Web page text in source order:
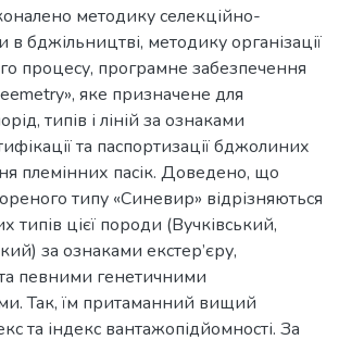
методику селекційно-
в бджільництві, методику організації
процесу, програмне забезпечення
яке призначене для
типів і ліній за ознаками
та паспортизації бджолиних
племінних пасік. Доведено, що
типу «Синевир» відрізняються
типів цієї породи (Вучківський,
за ознаками екстер’єру,
певними генетичними
Так, їм притаманний вищий
та індекс вантажопідйомності. За